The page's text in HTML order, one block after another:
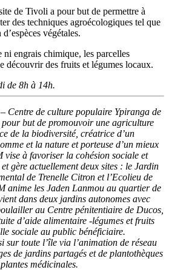
de Tivoli a pour but de permettre à
des techniques agroécologiques tel que
végétales.
ni engrais chimique, les parcelles
découvrir des fruits et légumes locaux.
de 8h à 14h.
Centre de culture populaire Ypiranga de
but de promouvoir une agriculture
de la biodiversité, créatrice d’un
et la nature et porteuse d’un mieux
vise à favoriser la cohésion sociale et
gère actuellement deux sites : le Jardin
de Trenelle Citron et l’Ecolieu de
anime les Jaden Lanmou au quartier de
dans deux jardins autonomes avec
au Centre pénitentiaire de Ducos,
d’aide alimentaire -légumes et fruits
sociale au public bénéficiaire.
sur toute l’île via l’animation de réseau
de jardins partagés et de plantothèques
médicinales.